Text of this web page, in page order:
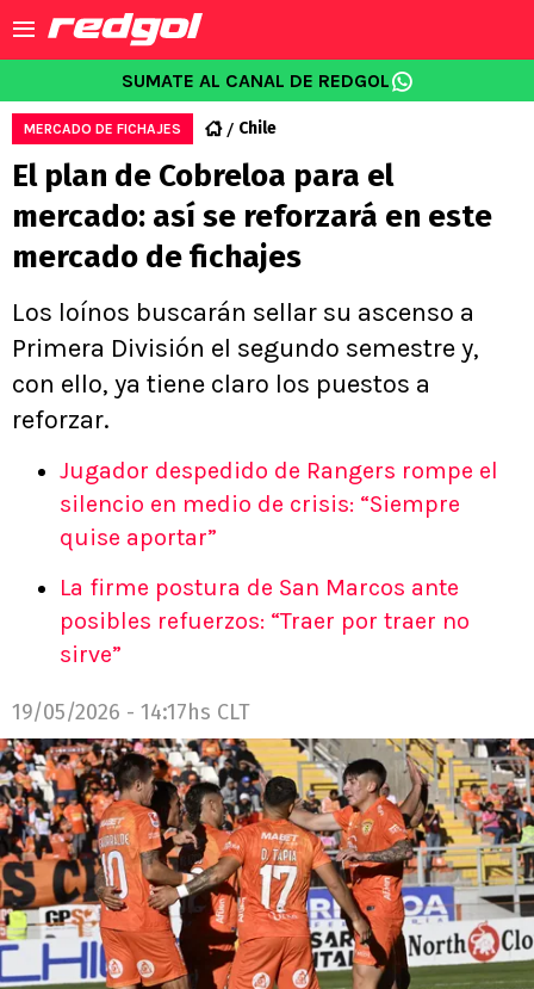
SUMATE AL CANAL DE REDGOL
MERCADO DE FICHAJES Chile
El plan de Cobreloa para el
mercado: así se reforzará en este
mercado de fichajes
Los loínos buscarán sellar su ascenso a
Primera División el segundo semestre y,
con ello, ya tiene claro los puestos a
reforzar.
Jugador despedido de Rangers rompe el
silencio en medio de crisis: “Siempre
quise aportar”
La firme postura de San Marcos ante
posibles refuerzos: “Traer por traer no
sirve”
19/05/2026 - 14:17hs CLT